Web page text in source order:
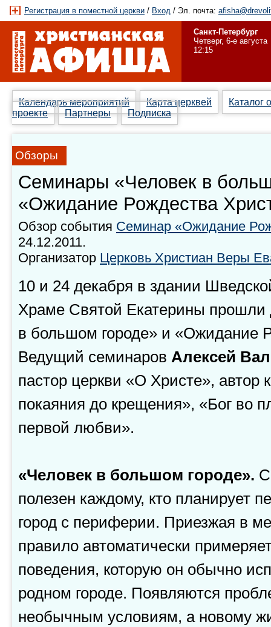
Регистрация в поместной церкви / Вход / Эл. почта:
Санкт-Петербург
Четверг, 6-е августа
12:15
Календарь мероприятий Карта церквей
Каталог
проекте
Партнеры Подписка
Обзоры
Семинары «Человек в
«Ожидание Рождества
Обзор события Семинар «Ожидание
24.12.2011.
Организатор Церковь Христиан Веры
10 и 24 декабря в здании
Храме Святой Екатерины прошли
в большом городе» и «Ожидание
Ведущий семинаров Алексей
пастор церкви «О Христе», автор
покаяния до крещения», «Бог во
первой любви».
«Человек в большом городе».
полезен каждому, кто планирует
город с периферии. Приезжая в
правило автоматически
поведения, которую он обычно
родном городе. Появляются
необычным условиям, а новому